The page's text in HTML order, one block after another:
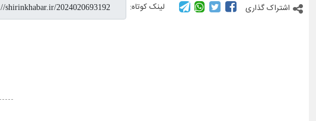
اشتراک گذاری لینک کوتاه: